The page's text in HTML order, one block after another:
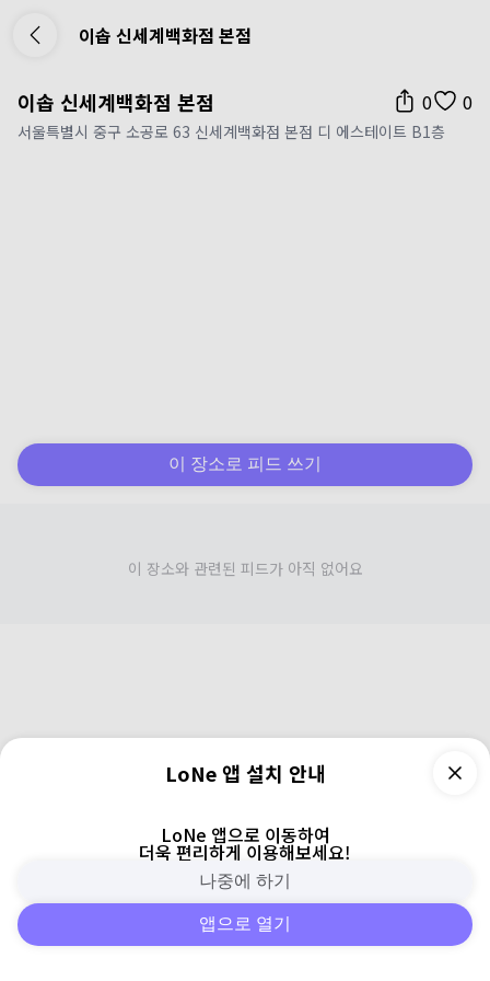
이솝 신세계백화점 본점
이솝 신세계백화점 본점 0 0
서울특별시 중구 소공로 63 신세계백화점 본점 디 에스테이트 B1층
이 장소로 피드 쓰기
이 장소와 관련된 피드가 아직 없어요
피드 주변 검색 로그인
LoNe 앱 설치 안내
LoNe 앱으로 이동하여
더욱 편리하게 이용해보세요!
나중에 하기
앱으로 열기